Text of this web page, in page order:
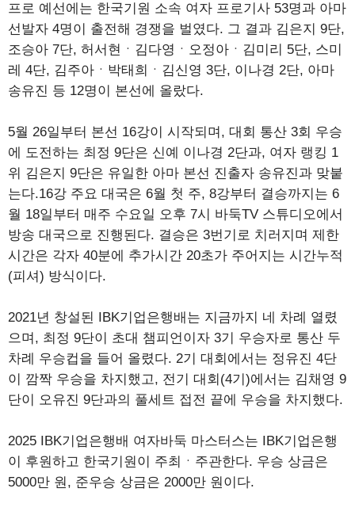
프로 예선에는 한국기원 소속 여자 프로기사 53명과 아마
선발자 4명이 출전해 경쟁을 벌였다. 그 결과 김은지 9단,
조승아 7단, 허서현ㆍ김다영ㆍ오정아ㆍ김미리 5단, 스미
레 4단, 김주아ㆍ박태희ㆍ김신영 3단, 이나경 2단, 아마
송유진 등 12명이 본선에 올랐다.
5월 26일부터 본선 16강이 시작되며, 대회 통산 3회 우승
에 도전하는 최정 9단은 신예 이나경 2단과, 여자 랭킹 1
위 김은지 9단은 유일한 아마 본선 진출자 송유진과 맞붙
는다.16강 주요 대국은 6월 첫 주, 8강부터 결승까지는 6
월 18일부터 매주 수요일 오후 7시 바둑TV 스튜디오에서
방송 대국으로 진행된다. 결승은 3번기로 치러지며 제한
시간은 각자 40분에 추가시간 20초가 주어지는 시간누적
(피셔) 방식이다.
2021년 창설된 IBK기업은행배는 지금까지 네 차례 열렸
으며, 최정 9단이 초대 챔피언이자 3기 우승자로 통산 두
차례 우승컵을 들어 올렸다. 2기 대회에서는 정유진 4단
이 깜짝 우승을 차지했고, 전기 대회(4기)에서는 김채영 9
단이 오유진 9단과의 풀세트 접전 끝에 우승을 차지했다.
2025 IBK기업은행배 여자바둑 마스터스는 IBK기업은행
이 후원하고 한국기원이 주최ㆍ주관한다. 우승 상금은
5000만 원, 준우승 상금은 2000만 원이다.